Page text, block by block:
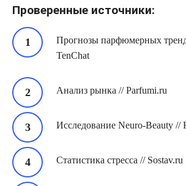
Проверенные источники:
Прогнозы парфюмерных
TenChat
Анализ рынка // Parfumi.ru
Исследование Neuro-Beauty //
Статистика стресса // Sostav.ru